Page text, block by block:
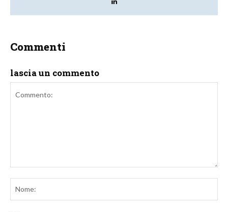
Commenti
lascia un commento